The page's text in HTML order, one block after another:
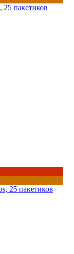
пакетиков
25 пакетиков